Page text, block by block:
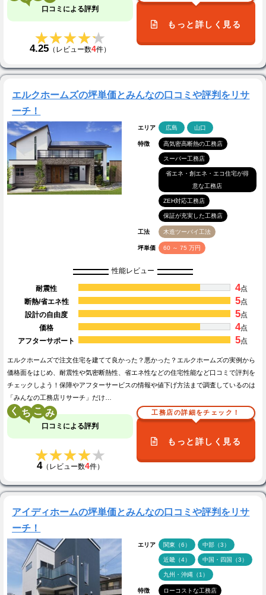
口コミによる評判
★★★★★
★★★★★
4.25 （レビュー数4件）
もっと詳しく見る
エルクホームズの坪単価とみんなの口コミや評判をリサ
ーチ！
エリア 広島 山口
特徴 高気密高断熱の工務店
スーパー工務店
省エネ・創エネ・エコ住宅が得
意な工務店
ZEH対応工務店
保証が充実した工務店
工法 木造ツーバイ工法
坪単価 60 ～ 75 万円
性能レビュー
耐震性 4点
断熱/省エネ性
5点
設計の自由度
5点
価格
4点
アフターサポート
5点
エルクホームズで注文住宅を建てて良かった？悪かった？エルクホームズの実例から
価格面をはじめ、耐震性や気密断熱性、省エネ性などの住宅性能など口コミで評判を
チェックしよう！保障やアフターサービスの情報や値下げ方法まで調査しているのは
「みんなの工務店リサーチ」だけ…
く こ
口コミによる評判
★★★★★
★★★★★
4（レビュー数4件）
工務店の詳細をチェック！
もっと詳しく見る
アイディホームの坪単価とみんなの口コミや評判をリサ
ーチ！
エリア 関東（6） 中部（3）
近畿（4） 中国・四国（3）
九州・沖縄（1）
特徴 ローコストな工務店